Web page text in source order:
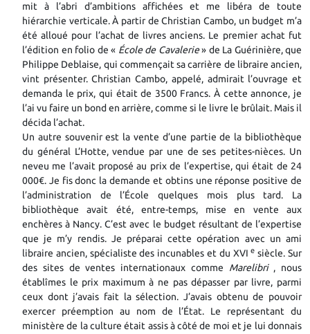
mit à l’abri d’ambitions affichées et me libéra de toute
hiérarchie verticale. À partir de Christian Cambo, un budget m’a
été alloué pour l’achat de livres anciens. Le premier achat fut
l’édition en folio de « École de Cavalerie» de La Guérinière, que
Philippe Deblaise, qui commençait sa carrière de libraire ancien,
vint présenter. Christian Cambo, appelé, admirait l’ouvrage et
demanda le prix, qui était de 3500 Francs. À cette annonce, je
l’ai vu faire un bond en arrière, comme si le livre le brûlait. Mais il
décida l’achat.
Un autre souvenir est la vente d’une partie de la bibliothèque
du général L’Hotte, vendue par une de ses petites-nièces. Un
neveu me l’avait proposé au prix de l’expertise, qui était de 24
000€. Je fis donc la demande et obtins une réponse positive de
l’administration de l’École quelques mois plus tard. La
bibliothèque avait été, entre-temps, mise en vente aux
enchères à Nancy. C’est avec le budget résultant de l’expertise
que je m’y rendis. Je préparai cette opération avec un ami
libraire ancien, spécialiste des incunables et du XVIe siècle. Sur
des sites de ventes internationaux comme Marelibri , nous
établîmes le prix maximum à ne pas dépasser par livre, parmi
ceux dont j’avais fait la sélection. J’avais obtenu de pouvoir
exercer préemption au nom de l’État. Le représentant du
ministère de la culture était assis à côté de moi et je lui donnais